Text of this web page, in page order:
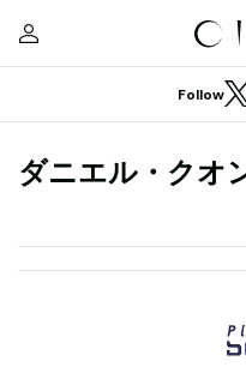
Follow
ダニエル・クオ